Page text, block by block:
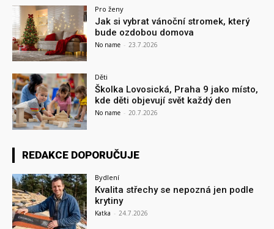
Pro ženy
Jak si vybrat vánoční stromek, který
bude ozdobou domova
No name - 23.7.2026
Děti
Školka Lovosická, Praha 9 jako místo,
kde děti objevují svět každý den
No name - 20.7.2026
REDAKCE DOPORUČUJE
Bydlení
Kvalita střechy se nepozná jen podle
krytiny
Katka - 24.7.2026